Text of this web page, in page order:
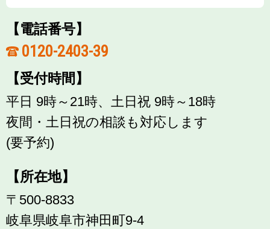
【電話番号】
0120-2403-39
【受付時間】
平日 9時～21時、土日祝 9時～18時
夜間・土日祝の相談も対応します
(要予約)
【所在地】
〒500-8833
岐阜県岐阜市神田町9-4